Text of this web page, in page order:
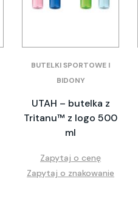
BUTELKI SPORTOWE I
BIDONY
UTAH – butelka z
Tritanu™ z logo 500
ml
Zapytaj o cenę
Zapytaj o znakowanie